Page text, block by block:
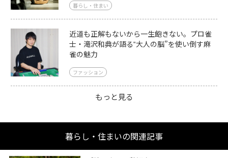
暮らし・住まい
近道も正解もないから一生飽きない。プロ雀
士・滝沢和典が語る‟大人の脳”を使い倒す麻
雀の魅力
ファッション
もっと見る
暮らし・住まいの関連記事